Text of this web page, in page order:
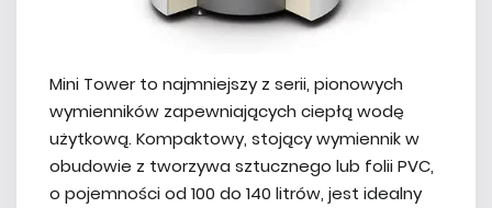
Mini Tower to najmniejszy z serii, pionowych
wymienników zapewniających ciepłą wodę
użytkową. Kompaktowy, stojący wymiennik w
obudowie z tworzywa sztucznego lub folii PVC,
o pojemności od 100 do 140 litrów, jest idealny